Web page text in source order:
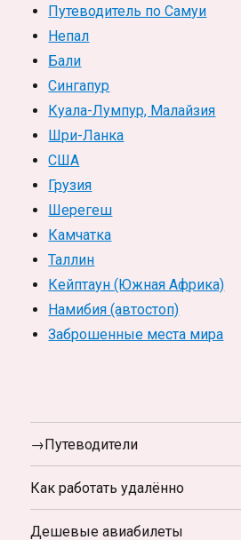
Путеводитель по Самуи
Непал
Бали
Сингапур
Куала-Лумпур, Малайзия
Шри-Ланка
США
Грузия
Шерегеш
Камчатка
Таллин
Кейптаун (Южная Африка)
Намибия (автостоп)
Заброшенные места мира
→Путеводители
Как работать удалённо
Дешевые авиабилеты